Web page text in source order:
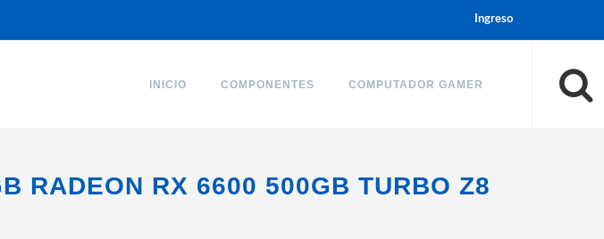
Ingreso
INICIO COMPONENTES COMPUTADOR GAMER
RADEON RX 6600 500GB TURBO Z8